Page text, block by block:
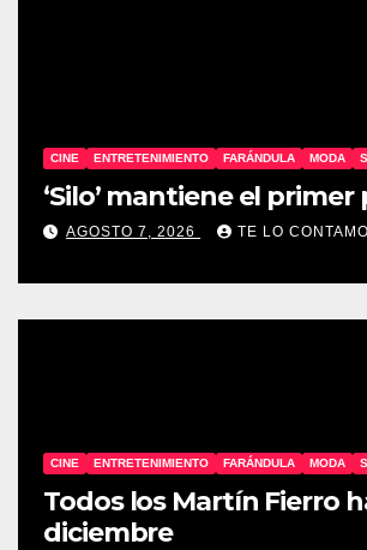
CINE ENTRETENIMIENTO FARÁNDULA MODA
‘Silo’ mantiene el
AGOSTO 7, 2026 TE LO
CINE ENTRETENIMIENTO FARÁNDULA MODA
Todos los Martín Fierro
diciembre